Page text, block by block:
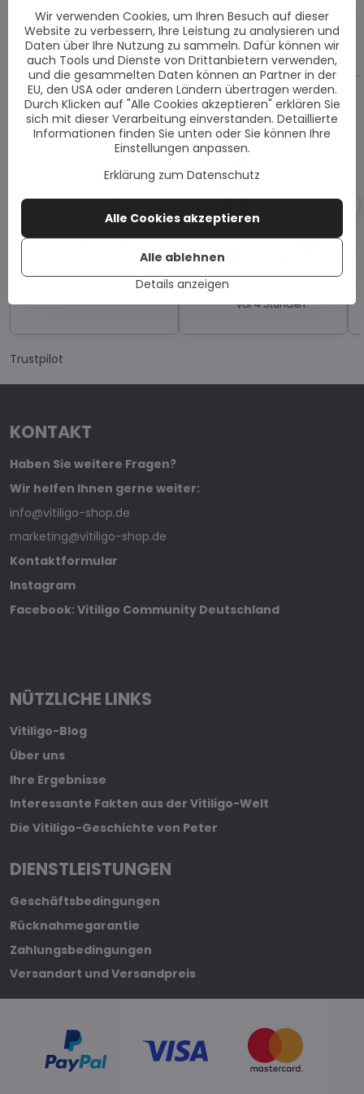
Repigmentierung bei Vitiligo.
Vor kurzem bei uns gekauft
Marion,
KAMEN, vor 4 Stunden. Gekauft vonAnna,
Feldkirchen an der Donau
vor 4 Stunden.
Trustpilot
KONTAKT
Haben Sie weitere Fragen?
Wir helfen Ihnen gerne weiter:
info@vitiligo-shop.de
marketing@vitiligo-shop.de
Kontaktformular
Instagram
Facebook: Vitiligo Community Deutschland
NÜTZLICHE LINKS
Vitiligo-Blog
Über uns
Ihre Ergebnisse
Interessante Fakten aus der Vitiligo-Welt
Die Vitiligo-Geschichte von Peter
DIENSTLEISTUNGEN
Geschäftsbedingungen
Rücknahmegarantie
Zahlungsbedingungen
Versandart und Versandpreis
Wir verwenden Cookies, um Ihren Besuch auf dieser
Website zu verbessern, Ihre Leistung zu analysieren und
Daten über Ihre Nutzung zu sammeln. Dafür können wir
auch Tools und Dienste von Drittanbietern verwenden,
und die gesammelten Daten können an Partner in der
EU, den USA oder anderen Ländern übertragen werden.
Durch Klicken auf "Alle Cookies akzeptieren" erklären Sie
sich mit dieser Verarbeitung einverstanden. Detaillierte
Informationen finden Sie unten oder Sie können Ihre
Einstellungen anpassen.
Erklärung zum Datenschutz
Details anzeigen
Alle Cookies akzeptieren
Alle ablehnen